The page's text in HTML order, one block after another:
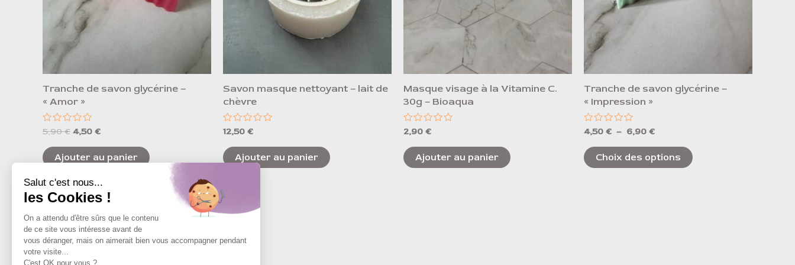
Tranche de savon glycérine –
« Amor »
Note
sur
5
5,90€ 4,50 €
Ajouter au panier
Savon masque nettoyant – lait de
chèvre
Note
sur
5
12,50 €
Ajouter au panier
Masque visage à la Vitamine C.
30g – Bioaqua
Note
sur
5
2,90 €
Ajouter au panier
Tranche de savon glycérine –
« Impression »
Note
sur
5
4,50 € – 6,90 €
Choix des options
du
produit